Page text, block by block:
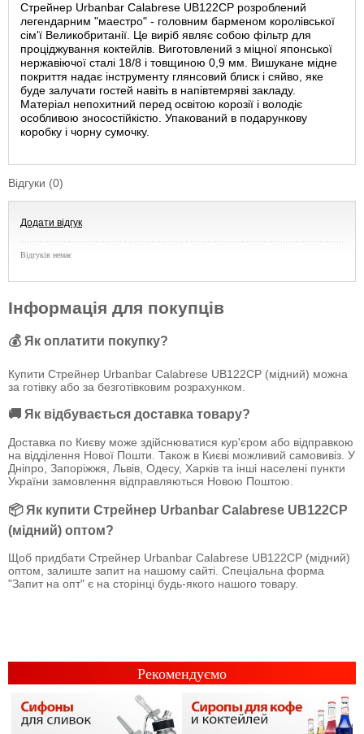
Стрейнер Urbanbar Calabrese UB122CP розроблений
легендарним "маестро" - головним барменом королівської
сім'ї Великобританії. Це виріб являє собою фільтр для
проціджування коктейлів. Виготовлений з міцної японської
нержавіючої сталі 18/8 і товщиною 0,9 мм. Вишукане мідне
покриття надає інструменту глянсовий блиск і сяйво, яке
буде залучати гостей навіть в напівтемряві закладу.
Матеріал непохитний перед освітою корозії і володіє
особливою зносостійкістю. Упакований в подарункову
коробку і чорну сумочку.
Відгуки (0)
Додати відгук
Відгуків немає
Інформація для покупців
💰 Як оплатити покупку?
Купити Стрейнер Urbanbar Calabrese UB122CP (мідний) можна
за готівку або за безготівковим розрахунком.
🚚 Як відбувається доставка товару?
Доставка по Києву може здійснюватися кур'єром або відправкою
на відділення Нової Пошти. Також в Києві можливий самовивіз. У
Дніпро, Запоріжжя, Львів, Одесу, Харків та інші населені пункти
України замовлення відправляються Новою Поштою.
📦 Як купити Стрейнер Urbanbar Calabrese UB122CP
(мідний) оптом?
Щоб придбати Стрейнер Urbanbar Calabrese UB122CP (мідний)
оптом, залиште запит на нашому сайті. Спеціальна форма
"Запит на опт" є на сторінці будь-якого нашого товару.
Рекомендуємо